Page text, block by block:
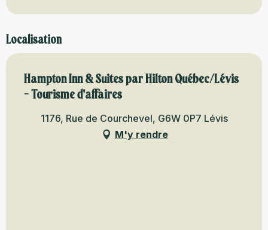
Localisation
Hampton Inn & Suites par Hilton Québec/Lévis
- Tourisme d'affaires
1176, Rue de Courchevel, G6W 0P7 Lévis
M'y rendre